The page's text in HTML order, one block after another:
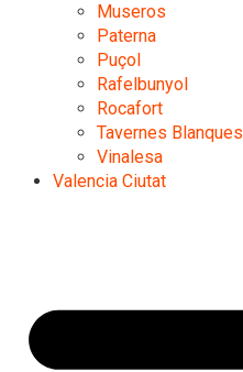
Museros
Paterna
Puçol
Rafelbunyol
Rocafort
Tavernes Blanques
Vinalesa
Valencia Ciutat